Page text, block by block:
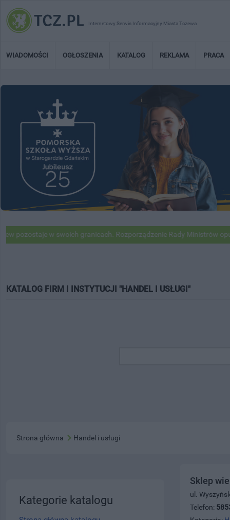
Internetowy Serwis Informacyjny Miasta Tczewa
WIADOMOŚCI OGŁOSZENIA KATALOG REKLAMA PRACA
w swoich granicach. Rozporządzenie Rady Ministrów
KATALOG FIRM I INSTYTUCJI "HANDEL I USŁUGI"
Strona główna Handel i usługi
Sklep
ul.
Telefon:
Kategorie katalogu